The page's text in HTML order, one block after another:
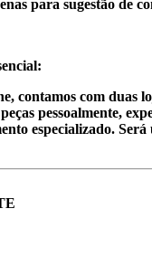
para sugestão de
contamos com duas
pessoalmente,
especializado.